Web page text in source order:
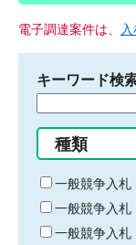
電子調達案件は、
キーワード検
る
キ
ー
ワ
ー
種類
一般競争入札
一般競争入札
一般競争入札